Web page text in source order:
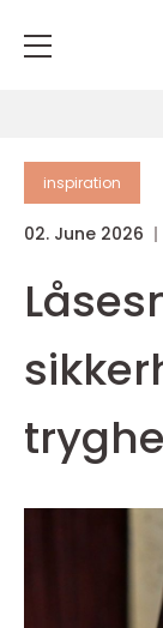
inspiration
02. June 2026